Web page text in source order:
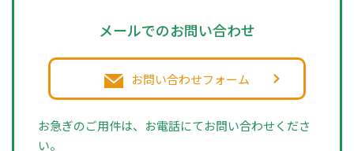
メールでのお問い合わせ
お問い合わせフォーム
お急ぎのご用件は、お電話にてお問い合わせくださ
い。